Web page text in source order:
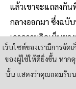
แล้วเขาจะแถลงกั
กลางออกมา ซึ่งฉบั
เอาความคิดเห็นข
การทำงาน 5-6 คน
ภายในเวลา 2 ชั่วโ
เว็บไซต์ของเรามีการจั
ของผู้ใช้ให้ดียิ่งขึ้น หาก
นั้น แสดงว่าคุณยอมรับน